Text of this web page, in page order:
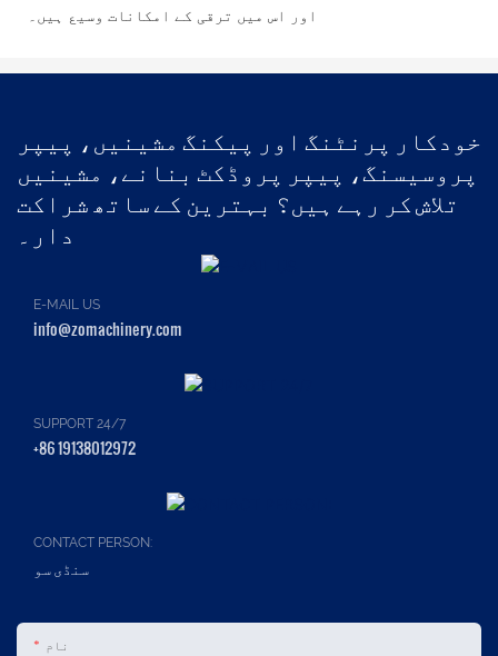
اور اس میں ترقی کے امکانات وسیع ہیں۔
خودکار پرنٹنگ اور پیکنگ مشینیں، پیپر
پروسیسنگ، پیپر پروڈکٹ بنانے، مشینیں
تلاش کر رہے ہیں؟ بہترین کے ساتھ شراکت
دار۔
E-MAIL US
info@zomachinery.com
SUPPORT 24/7
+86 19138012972
CONTACT PERSON:
سنڈی سو
نام